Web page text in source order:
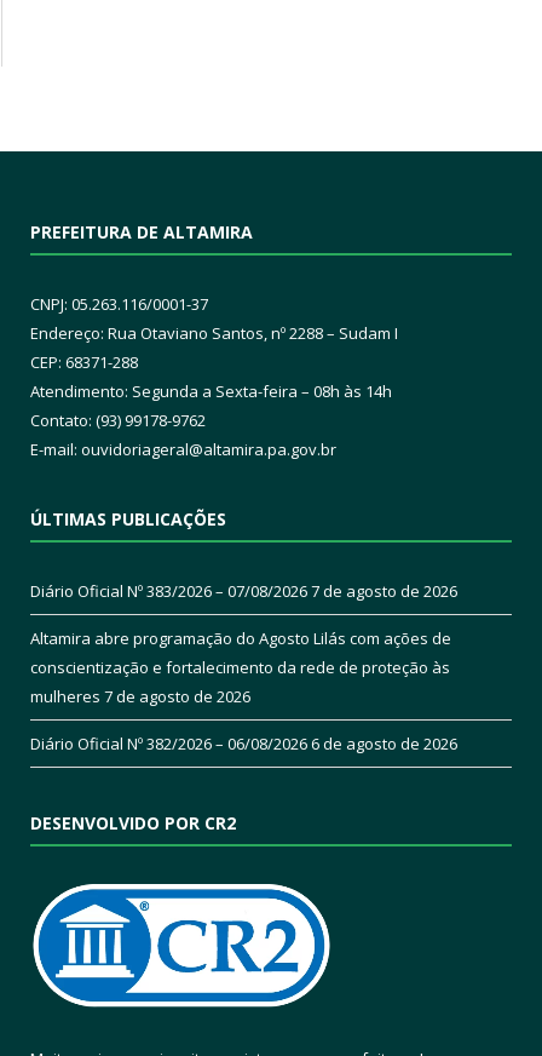
PREFEITURA DE ALTAMIRA
CNPJ: 05.263.116/0001-37
Endereço: Rua Otaviano Santos, nº 2288 – Sudam I
CEP: 68371-288
Atendimento: Segunda a Sexta-feira – 08h às 14h
Contato: (93) 99178-9762
E-mail: ouvidoriageral@altamira.pa.gov.br
ÚLTIMAS PUBLICAÇÕES
Diário Oficial Nº 383/2026 – 07/08/20267 de agosto de 2026
Altamira abre programação do Agosto Lilás com ações de
conscientização e fortalecimento da rede de proteção às
mulheres 7 de agosto de 2026
Diário Oficial Nº 382/2026 – 06/08/20266 de agosto de 2026
DESENVOLVIDO POR CR2